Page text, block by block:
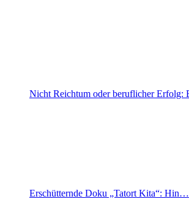
Nicht Reichtum oder beruflicher
Erschütternde Doku „Tatort Kita“: Hin…